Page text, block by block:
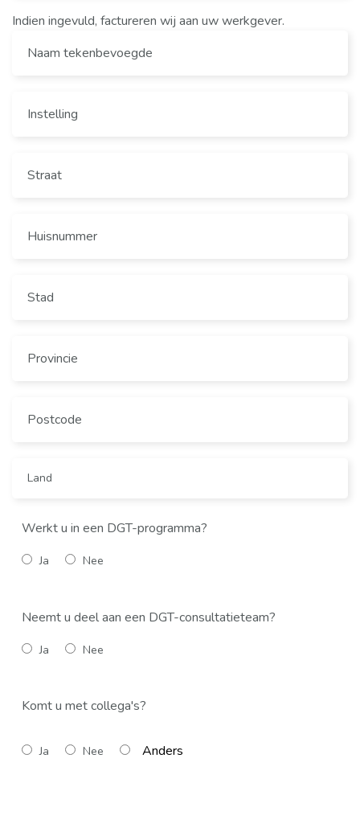
Indien ingevuld, factureren wij aan uw werkgever.
Werkt u in een DGT-programma?
Ja Nee
Neemt u deel aan een DGT-consultatieteam?
Ja Nee
Komt u met collega's?
Ja Nee